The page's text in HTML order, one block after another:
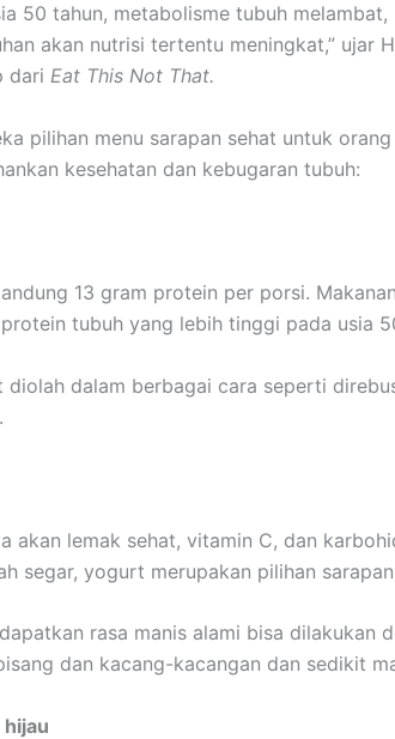
50 tahun, metabolisme tubuh
akan nutrisi tertentu meningkat,” ujar
dari Eat This Not That.
pilihan menu sarapan sehat untuk
kesehatan dan kebugaran tubuh:
13 gram protein per porsi.
tubuh yang lebih tinggi pada usia
diolah dalam berbagai cara seperti
akan lemak sehat, vitamin C, dan
segar, yogurt merupakan pilihan
rasa manis alami bisa dilakukan
dan kacang-kacangan dan sedikit
hijau